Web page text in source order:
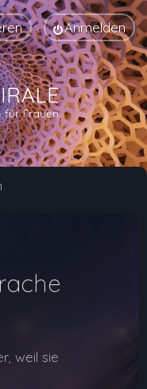
Anmelden
weil sie